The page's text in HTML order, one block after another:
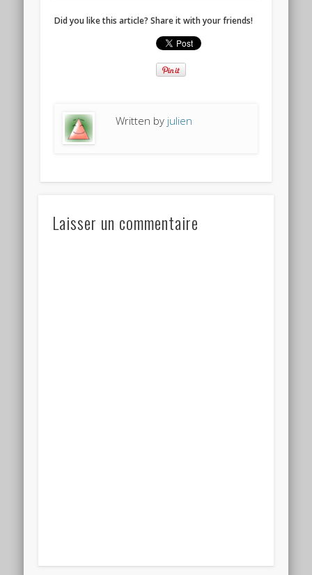
Did you like this article? Share it with your friends!
Written by julien
Laisser un commentaire